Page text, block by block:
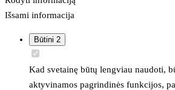
Išsami informacija
Būtini 2
Kad svetainę būtų lengviau naudoti,
aktyvinamos pagrindinės funkcijos,